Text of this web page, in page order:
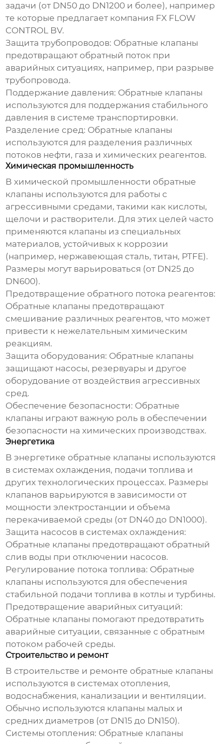
задачи (от DN50 до DN1200 и более), например
те которые предлагает компания FX FLOW
CONTROL BV.
Защита трубопроводов: Обратные клапаны
предотвращают обратный поток при
аварийных ситуациях, например, при разрыве
трубопровода.
Поддержание давления: Обратные клапаны
используются для поддержания стабильного
давления в системе транспортировки.
Разделение сред: Обратные клапаны
используются для разделения различных
потоков нефти, газа и химических реагентов.
Химическая промышленность
В химической промышленности обратные
клапаны используются для работы с
агрессивными средами, такими как кислоты,
щелочи и растворители. Для этих целей часто
применяются клапаны из специальных
материалов, устойчивых к коррозии
(например, нержавеющая сталь, титан, PTFE).
Размеры могут варьироваться (от DN25 до
DN600).
Предотвращение обратного потока реагентов:
Обратные клапаны предотвращают
смешивание различных реагентов, что может
привести к нежелательным химическим
реакциям.
Защита оборудования: Обратные клапаны
защищают насосы, резервуары и другое
оборудование от воздействия агрессивных
сред.
Обеспечение безопасности: Обратные
клапаны играют важную роль в обеспечении
безопасности на химических производствах.
Энергетика
В энергетике обратные клапаны используются
в системах охлаждения, подачи топлива и
других технологических процессах. Размеры
клапанов варьируются в зависимости от
мощности электростанции и объема
перекачиваемой среды (от DN40 до DN1000).
Защита насосов в системах охлаждения:
Обратные клапаны предотвращают обратный
слив воды при отключении насосов.
Регулирование потока топлива: Обратные
клапаны используются для обеспечения
стабильной подачи топлива в котлы и турбины.
Предотвращение аварийных ситуаций:
Обратные клапаны помогают предотвратить
аварийные ситуации, связанные с обратным
потоком рабочей среды.
Строительство и ремонт
В строительстве и ремонте обратные клапаны
используются в системах отопления,
водоснабжения, канализации и вентиляции.
Обычно используются клапаны малых и
средних диаметров (от DN15 до DN150).
Системы отопления: Обратные клапаны